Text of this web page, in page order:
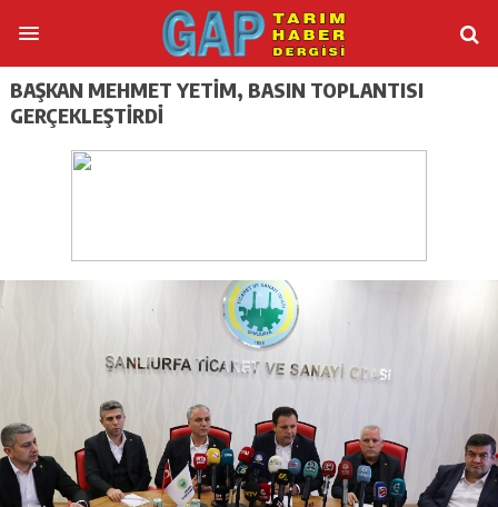
BAŞKAN MEHMET YETİM, BASIN TOPLANTISI
GERÇEKLEŞTİRDİ